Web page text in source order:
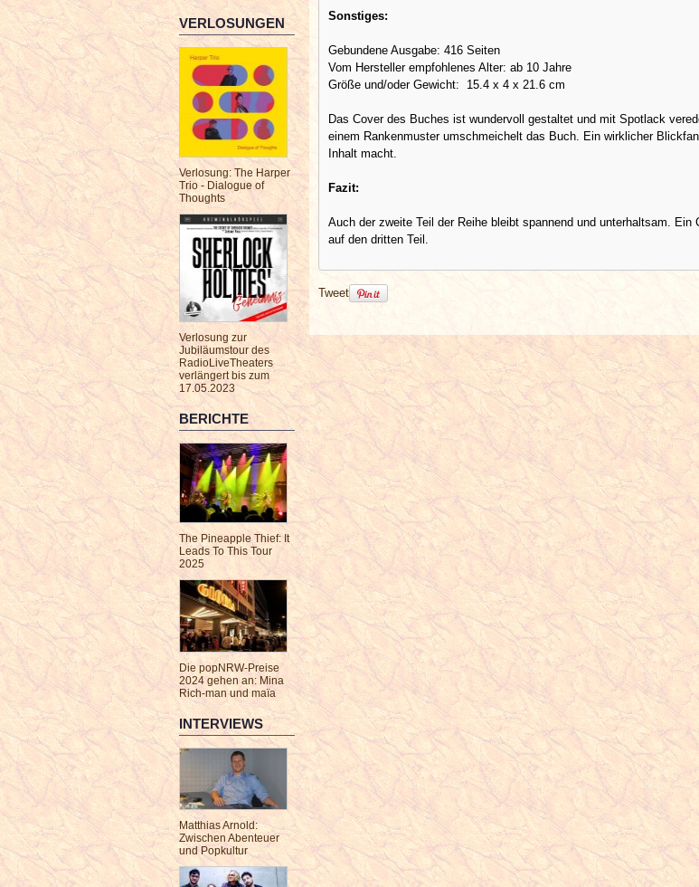
VERLOSUNGEN
Verlosung: The Harper
Trio - Dialogue of
Thoughts
Verlosung zur
Jubiläumstour des
RadioLiveTheaters
verlängert bis zum
17.05.2023
BERICHTE
The Pineapple Thief: It
Leads To This Tour
2025
Die popNRW-Preise
2024 gehen an: Mina
Rich-man und maïa
INTERVIEWS
Matthias Arnold:
Zwischen Abenteuer
und Popkultur
Sonstiges:
Gebundene Ausgabe: 416 Seiten
Vom Hersteller empfohlenes Alter: ab 10 Jahre
Größe und/oder Gewicht: ‎ 15.4 x 4 x 21.6 cm
Das Cover des Buches ist wundervoll gestaltet und mit Spotlack
einem Rankenmuster umschmeichelt das Buch. Ein wirklicher
Inhalt macht.
Fazit:
Auch der zweite Teil der Reihe bleibt spannend und unterhaltsam. Ein
auf den dritten Teil.
Tweet